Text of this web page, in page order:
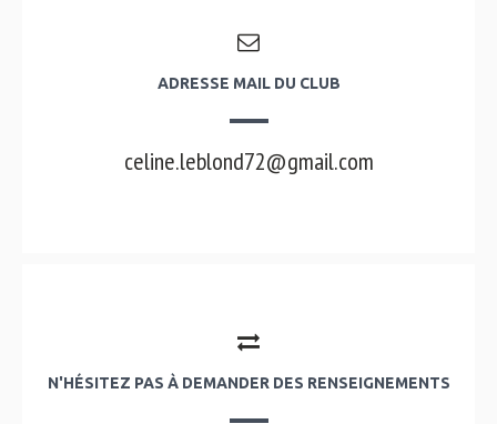
ADRESSE MAIL DU CLUB
celine.leblond72@gmail.com
N'HÉSITEZ PAS À DEMANDER DES RENSEIGNEMENTS